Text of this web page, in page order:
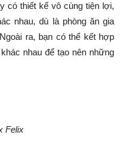
có thiết kế vô cùng tiện lợi,
nhau, dù là phòng ăn gia
ra, bạn có thể kết hợp
nhau để tạo nên những
Felix